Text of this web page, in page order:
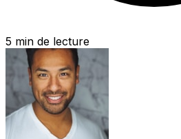
5 min de lecture